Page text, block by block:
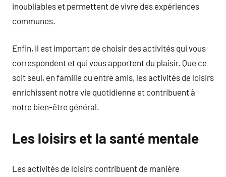
inoubliables et permettent de vivre des expériences
communes.
Enfin, il est important de choisir des activités qui vous
correspondent et qui vous apportent du plaisir. Que ce
soit seul, en famille ou entre amis, les activités de loisirs
enrichissent notre vie quotidienne et contribuent à
notre bien-être général.
Les loisirs et la santé mentale
Les activités de loisirs contribuent de manière